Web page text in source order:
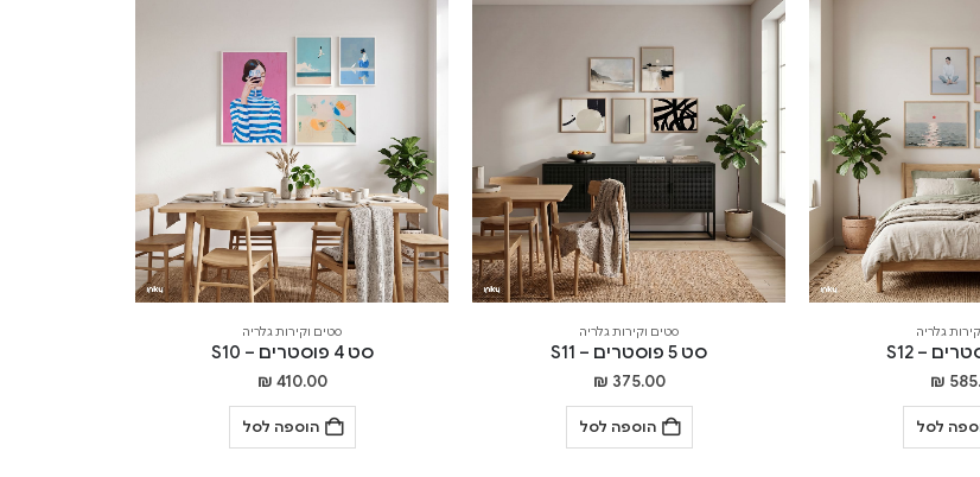
גלריה
₪
לסל
סטים וקירות גלריה
סט 5 פוסטרים – S11
₪ 375.00
הוספה לסל
סטים וקירות גלריה
סט 4 פוסטרים – S10
₪ 410.00
הוספה לסל